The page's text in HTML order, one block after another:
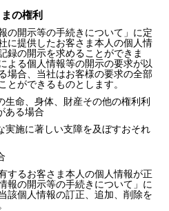
の権利
の開示等の手続きについて」に定
に提供したお客さま本人の個人情
録の開示を求めることができま
よる個人情報等の開示の要求が以
場合、当社はお客様の要求の全部
とができるものとします。
生命、身体、財産その他の権利利
ある場合
実施に著しい支障を及ぼすおそれ
するお客さま本人の個人情報が正
報の開示等の手続きについて」に
該個人情報の訂正、追加、削除を